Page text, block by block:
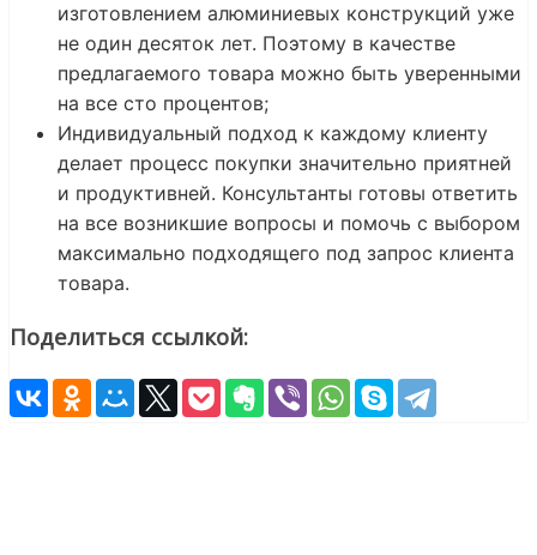
изготовлением алюминиевых конструкций уже
не один десяток лет. Поэтому в качестве
предлагаемого товара можно быть уверенными
на все сто процентов;
Индивидуальный подход к каждому клиенту
делает процесс покупки значительно приятней
и продуктивней. Консультанты готовы ответить
на все возникшие вопросы и помочь с выбором
максимально подходящего под запрос клиента
товара.
Поделиться ссылкой: